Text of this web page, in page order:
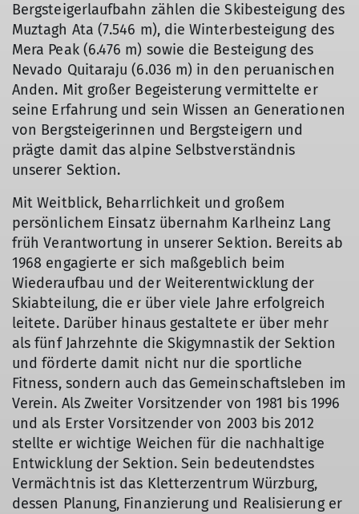
Bergsteigerlaufbahn zählen die Skibesteigung des
Muztagh Ata (7.546 m), die Winterbesteigung des
Mera Peak (6.476 m) sowie die Besteigung des
Nevado Quitaraju (6.036 m) in den peruanischen
Anden. Mit großer Begeisterung vermittelte er
seine Erfahrung und sein Wissen an Generationen
von Bergsteigerinnen und Bergsteigern und
prägte damit das alpine Selbstverständnis
unserer Sektion.
Mit Weitblick, Beharrlichkeit und großem
persönlichem Einsatz übernahm Karlheinz Lang
früh Verantwortung in unserer Sektion. Bereits ab
1968 engagierte er sich maßgeblich beim
Wiederaufbau und der Weiterentwicklung der
Skiabteilung, die er über viele Jahre erfolgreich
leitete. Darüber hinaus gestaltete er über mehr
als fünf Jahrzehnte die Skigymnastik der Sektion
und förderte damit nicht nur die sportliche
Fitness, sondern auch das Gemeinschaftsleben im
Verein. Als Zweiter Vorsitzender von 1981 bis 1996
und als Erster Vorsitzender von 2003 bis 2012
stellte er wichtige Weichen für die nachhaltige
Entwicklung der Sektion. Sein bedeutendstes
Vermächtnis ist das Kletterzentrum Würzburg,
dessen Planung, Finanzierung und Realisierung er